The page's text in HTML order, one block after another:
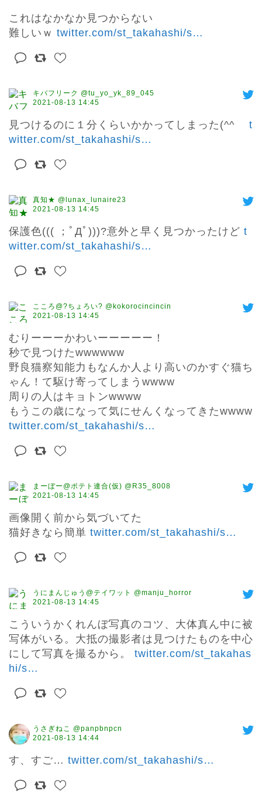
これはなかなか見つからない
難しいｗ twitter.com/st_takahashi/s…
キバフリーク @tu_yo_yk_89_045
2021-08-13 14:45
見つけるのに１分くらいかかってしまった(^^ゞ t
witter.com/st_takahashi/s…
真知★ @lunax_lunaire23
2021-08-13 14:45
保護色((( ；ﾟДﾟ)))?意外と早く見つかったけど t
witter.com/st_takahashi/s…
こころ@?ちょろい? @kokorocincincin
2021-08-13 14:45
むりーーーかわいーーーーー！
秒で見つけたwwwwww
野良猫察知能力もなんか人より高いのかすぐ猫ち
ゃん！て駆け寄ってしまうwwww
周りの人はキョトンwwww
twitter.com/st_takahashi/s…
まーぼー@ポテト連合(仮) @R35_8008
2021-08-13 14:45
画像開く前から気づいてた
猫好きなら簡単 twitter.com/st_takahashi/s…
うにまんじゅう@テイワット @manju_horror
2021-08-13 14:45
こういうかくれんぼ写真のコツ、大体真ん中に被
写体がいる。大抵の撮影者は見つけたものを中心
にして写真を撮るから。 twitter.com/st_takahas
hi/s…
うさぎねこ @panpbnpcn
2021-08-13 14:44
す、すご… twitter.com/st_takahashi/s…